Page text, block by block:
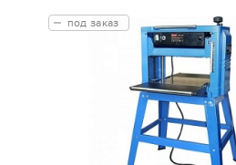
под заказ